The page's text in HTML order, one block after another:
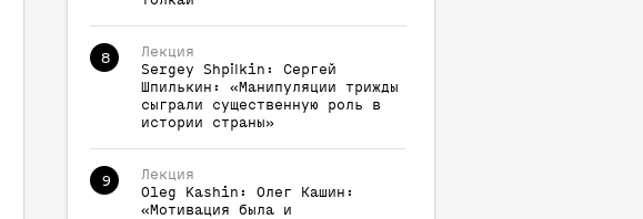
8
Лекция
Sergey
Shpilkin :
Сергей
Шпилькин: «Манипуляции трижды
сыграли существенную роль в
истории страны»
9
Лекция
Oleg
Kashin :
Олег Кашин:
«Мотивация была и